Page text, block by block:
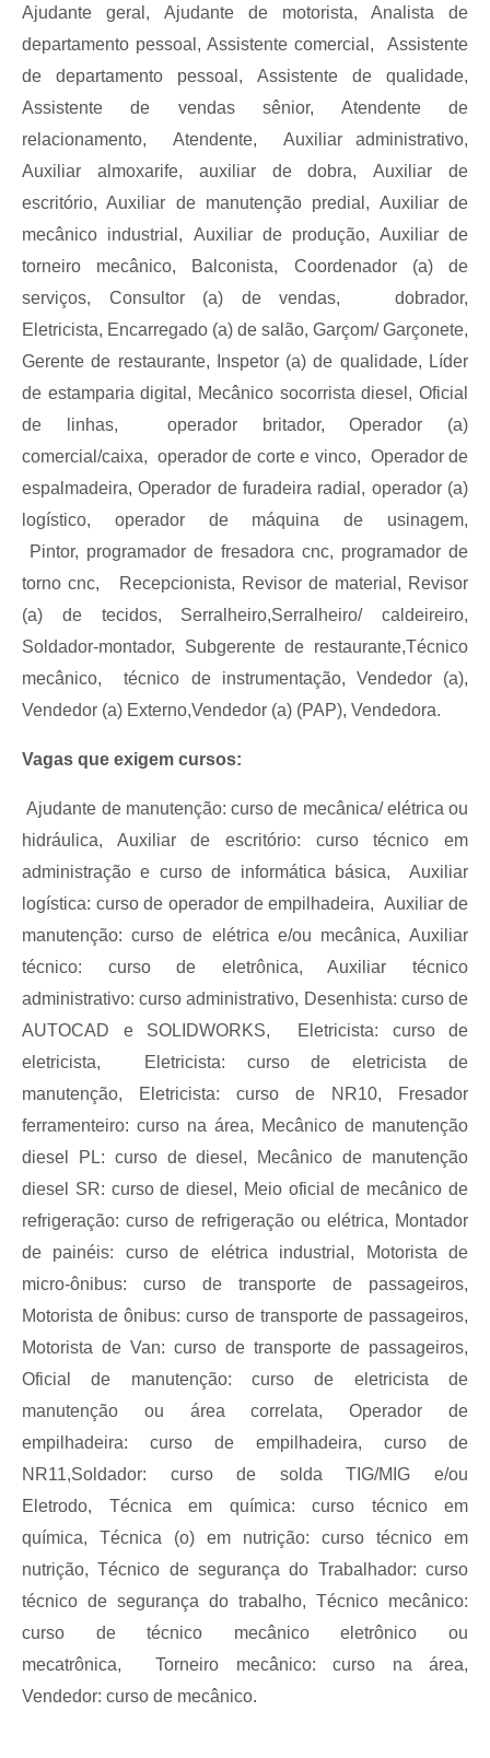
Ajudante geral, Ajudante de motorista, Analista de
departamento pessoal, Assistente comercial,
Assistente
de departamento pessoal, Assistente de qualidade,
Assistente de vendas sênior, Atendente de
relacionamento,
Atendente, Auxiliar administrativo,
Auxiliar almoxarife, auxiliar de dobra, Auxiliar de
escritório,Auxiliar de manutenção predial, Auxiliar de
mecânico industrial,
Auxiliar de produção, Auxiliar de
torneiro mecânico, Balconista,
Coordenador (a) de
serviços,
Consultor (a) de vendas, dobrador,
E letricista, Encarregado (a) de salão, Garçom/ Garçonete,
Gerente de restaurante, Inspetor (a) de qualidade, Líder
de estamparia digital, Mecânico socorrista diesel, Oficial
de linhas,
operador britador, Operador (a)
comercial/caixa, operador de corte e vinco, Operador de
espalmadeira, Operador de furadeira radial, operador (a)
logístico, operador de máquina de usinagem,
Pintor, programador de fresadora cnc, programador de
torno cnc,
Recepcionista, Revisor de material, Revisor
(a) de tecidos, Serralheiro,Serralheiro/ caldeireiro,
Soldador-montador, Subgerente de restaurante,Técnico
mecânico, técnico de instrumentação, Vendedor (a),
Vendedor (a) Externo,Vendedor (a) (PAP), Vendedora.
Vagas que exigem cursos:
Ajudante de manutenção: curso de mecânica/ elétrica ou
hidráulica, Auxiliar de escritório: curso técnico em
administração e curso de informática básica, Auxiliar
logística: curso de operador de empilhadeira, Auxiliar de
manutenção: curso de elétrica e/ou mecânica, Auxiliar
técnico: curso de eletrônica, Auxiliar técnico
administrativo: curso administrativo, Desenhista: curso de
AUTOCAD e SOLIDWORKS,
Eletricista: curso de
eletricista,
Eletricista: curso de eletricista de
manutenção, Eletricista: curso de NR10,
Fresador
ferramenteiro: curso na área, Mecânico de manutenção
diesel PL: curso de diesel, Mecânico de manutenção
diesel SR: curso de diesel, Meio oficial de mecânico de
refrigeração: curso de refrigeração ou elétrica, Montador
de painéis: curso de elétrica industrial,
Motorista de
micro-ônibus: curso de transporte de passageiros,
Motorista de ônibus: curso de transporte de passageiros,
Motorista de Van: curso de transporte de passageiros,
Oficial de manutenção: curso de eletricista de
manutenção ou área correlata, Operador de
empilhadeira: curso de empilhadeira, curso de
NR11,Soldador: curso de solda TIG/MIG e/ou
Eletrodo, Técnica em química: curso técnico em
química,
Técnica (o) em nutrição: curso técnico em
nutrição, Técnico de segurança do Trabalhador: curso
técnico de segurança do trabalho, Técnico mecânico:
curso de técnico mecânico eletrônico ou
mecatrônica,
Torneiro mecânico: curso na área,
Vendedor: curso de mecânico.